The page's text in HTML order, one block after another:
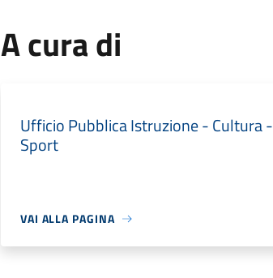
A cura di
Ufficio Pubblica Istruzione - Cultura -
Sport
VAI ALLA PAGINA